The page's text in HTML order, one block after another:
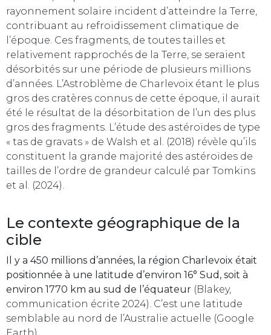
rayonnement solaire incident d’atteindre la Terre,
contribuant au refroidissement climatique de
l’époque. Ces fragments, de toutes tailles et
relativement rapprochés de la Terre, se seraient
désorbités sur une période de plusieurs millions
d’années. L’Astroblème de Charlevoix étant le plus
gros des cratères connus de cette époque, il aurait
été le résultat de la désorbitation de l’un des plus
gros des fragments. L’étude des astéroïdes de type
« tas de gravats » de Walsh et al. (2018) révèle qu’ils
constituent la grande majorité des astéroïdes de
tailles de l’ordre de grandeur calculé par Tomkins
et al. (2024).
Le contexte géographique de la
cible
Il y a 450 millions d’années, la région Charlevoix était
positionnée à une latitude d’environ 16° Sud, soit à
environ 1770 km au sud de l’équateur (Blakey,
communication écrite 2024). C’est une latitude
semblable au nord de l’Australie actuelle (Google
Earth).